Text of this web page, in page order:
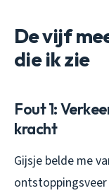
De vijf
die ik zie
Fout 1:
kracht
Gijsje belde me